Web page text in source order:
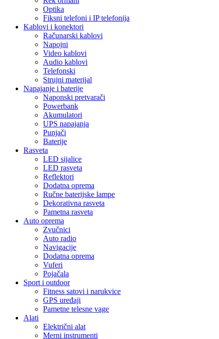
Optika
Fiksni telefoni i IP telefonija
Kablovi i konektori
Računarski kablovi
Napojni
Video kablovi
Audio kablovi
Telefonski
Strujni materijal
Napajanje i baterije
Naponski pretvarači
Powerbank
Akumulatori
UPS napajanja
Punjači
Baterije
Rasveta
LED sijalice
LED rasveta
Reflektori
Dodatna oprema
Ručne baterijske lampe
Dekorativna rasveta
Pametna rasveta
Auto oprema
Zvučnici
Auto radio
Navigacije
Dodatna oprema
Vuferi
Pojačala
Sport i outdoor
Fitness satovi i narukvice
GPS uređaji
Pametne telesne vage
Alati
Električni alat
Merni instrumenti